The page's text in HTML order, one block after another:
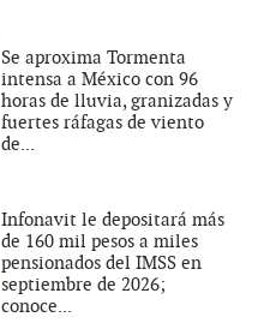
Se aproxima Tormenta
intensa a México con 96
horas de lluvia, granizadas y
fuertes ráfagas de viento
de...
Infonavit le depositará más
de 160 mil pesos a miles
pensionados del IMSS en
septiembre de 2026;
conoce...